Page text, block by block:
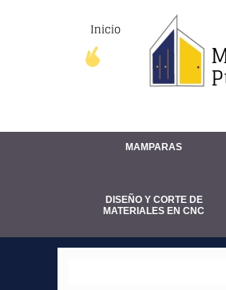
MAMPARAS
DISEÑO Y CORTE DE
MATERIALES EN CNC